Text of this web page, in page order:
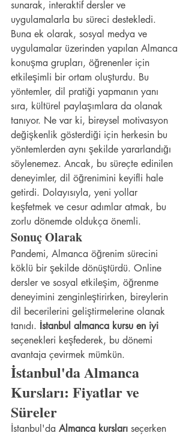
sunarak, interaktif dersler ve
uygulamalarla bu süreci destekledi.
Buna ek olarak, sosyal medya ve
uygulamalar üzerinden yapılan Almanca
konuşma grupları, öğrenenler için
etkileşimli bir ortam oluşturdu. Bu
yöntemler, dil pratiği yapmanın yanı
sıra, kültürel paylaşımlara da olanak
tanıyor. Ne var ki, bireysel motivasyon
değişkenlik gösterdiği için herkesin bu
yöntemlerden aynı şekilde yararlandığı
söylenemez. Ancak, bu süreçte edinilen
deneyimler, dil öğrenimini keyifli hale
getirdi. Dolayısıyla, yeni yollar
keşfetmek ve cesur adımlar atmak, bu
zorlu dönemde oldukça önemli.
Sonuç Olarak
Pandemi, Almanca öğrenim sürecini
köklü bir şekilde dönüştürdü. Online
dersler ve sosyal etkileşim, öğrenme
deneyimini zenginleştirirken, bireylerin
dil becerilerini geliştirmelerine olanak
tanıdı. İstanbul almanca kursu en iyi
seçenekleri keşfederek, bu dönemi
avantaja çevirmek mümkün.
İstanbul'da Almanca
Kursları: Fiyatlar ve
Süreler
İstanbul'da Almanca kursları seçerken